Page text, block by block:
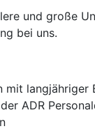
und große
bei uns.
mit langjähriger
ADR